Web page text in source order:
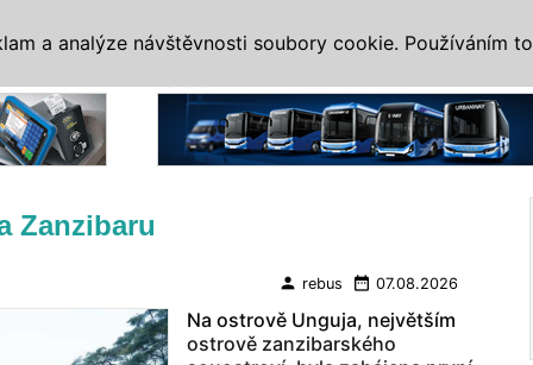
Zanzibaru
person rebus date_range 07.08.2026
Na ostrově Unguja, největším
ostrově zanzibarského
a analýze návštěvnosti soubory cookie. Používáním